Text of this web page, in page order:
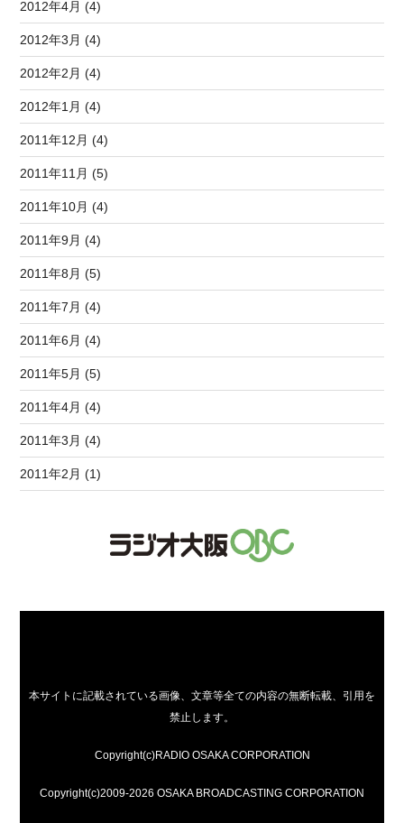
2012年4月 (4)
2012年3月 (4)
2012年2月 (4)
2012年1月 (4)
2011年12月 (4)
2011年11月 (5)
2011年10月 (4)
2011年9月 (4)
2011年8月 (5)
2011年7月 (4)
2011年6月 (4)
2011年5月 (5)
2011年4月 (4)
2011年3月 (4)
2011年2月 (1)
本サイトに記載されている画像、文章等全ての内容の無断転載、引用を
禁止します。
Copyright(c)RADIO OSAKA CORPORATION
Copyright(c)2009-2026 OSAKA BROADCASTING CORPORATION